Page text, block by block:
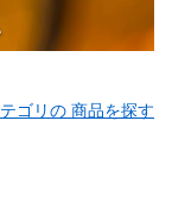
ゴリの 商品を探す